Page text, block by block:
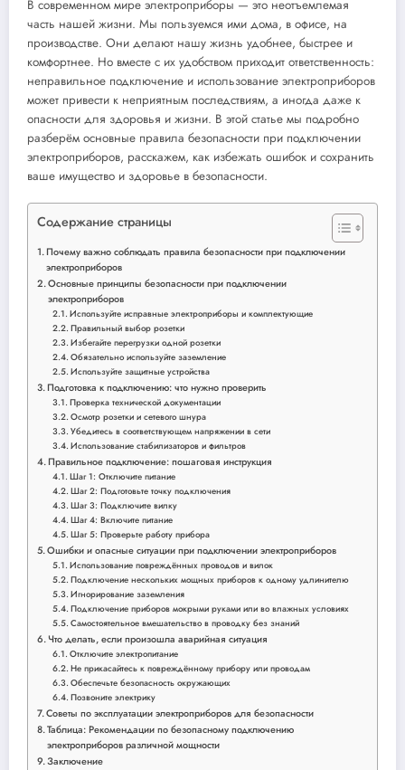
В современном мире электроприборы — это неотъемлемая
часть нашей жизни. Мы пользуемся ими дома, в офисе, на
производстве. Они делают нашу жизнь удобнее, быстрее и
комфортнее. Но вместе с их удобством приходит ответственность:
неправильное подключение и использование электроприборов
может привести к неприятным последствиям, а иногда даже к
опасности для здоровья и жизни. В этой статье мы подробно
разберём основные правила безопасности при подключении
электроприборов, расскажем, как избежать ошибок и сохранить
ваше имущество и здоровье в безопасности.
Содержание страницы
Почему важно соблюдать правила безопасности при подключении
электроприборов
Основные принципы безопасности при подключении
электроприборов
Используйте исправные электроприборы и комплектующие
Правильный выбор розетки
Избегайте перегрузки одной розетки
Обязательно используйте заземление
Используйте защитные устройства
Подготовка к подключению: что нужно проверить
Проверка технической документации
Осмотр розетки и сетевого шнура
Убедитесь в соответствующем напряжении в сети
Использование стабилизаторов и фильтров
Правильное подключение: пошаговая инструкция
Шаг 1: Отключите питание
Шаг 2: Подготовьте точку подключения
Шаг 3: Подключите вилку
Шаг 4: Включите питание
Шаг 5: Проверьте работу прибора
Ошибки и опасные ситуации при подключении электроприборов
Использование повреждённых проводов и вилок
Подключение нескольких мощных приборов к одному удлинителю
Игнорирование заземления
Подключение приборов мокрыми руками или во влажных условиях
Самостоятельное вмешательство в проводку без знаний
Что делать, если произошла аварийная ситуация
Отключите электропитание
Не прикасайтесь к повреждённому прибору или проводам
Обеспечьте безопасность окружающих
Позвоните электрику
Советы по эксплуатации электроприборов для безопасности
Таблица: Рекомендации по безопасному подключению
электроприборов различной мощности
Заключение